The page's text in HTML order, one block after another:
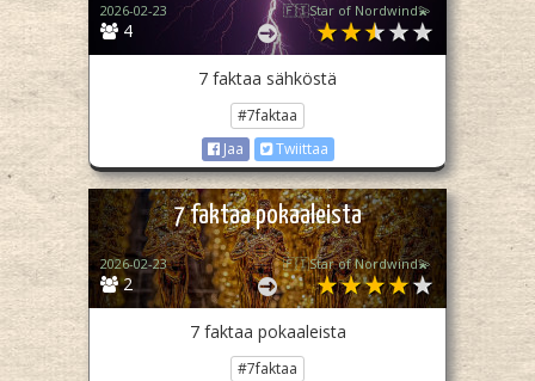
4
2026-02-23 🇫🇮Star of Nordwind💫
7 faktaa sähköstä
#7faktaa
Jaa
Twiittaa
7 faktaa pokaaleista
2
2026-02-23 🇫🇮Star of Nordwind💫
7 faktaa pokaaleista
#7faktaa